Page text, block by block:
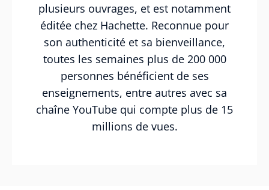
plusieurs ouvrages, et est notamment
éditée chez Hachette. Reconnue pour
son authenticité et sa bienveillance,
toutes les semaines plus de 200 000
personnes bénéficient de ses
enseignements, entre autres avec sa
chaîne YouTube qui compte plus de 15
millions de vues.